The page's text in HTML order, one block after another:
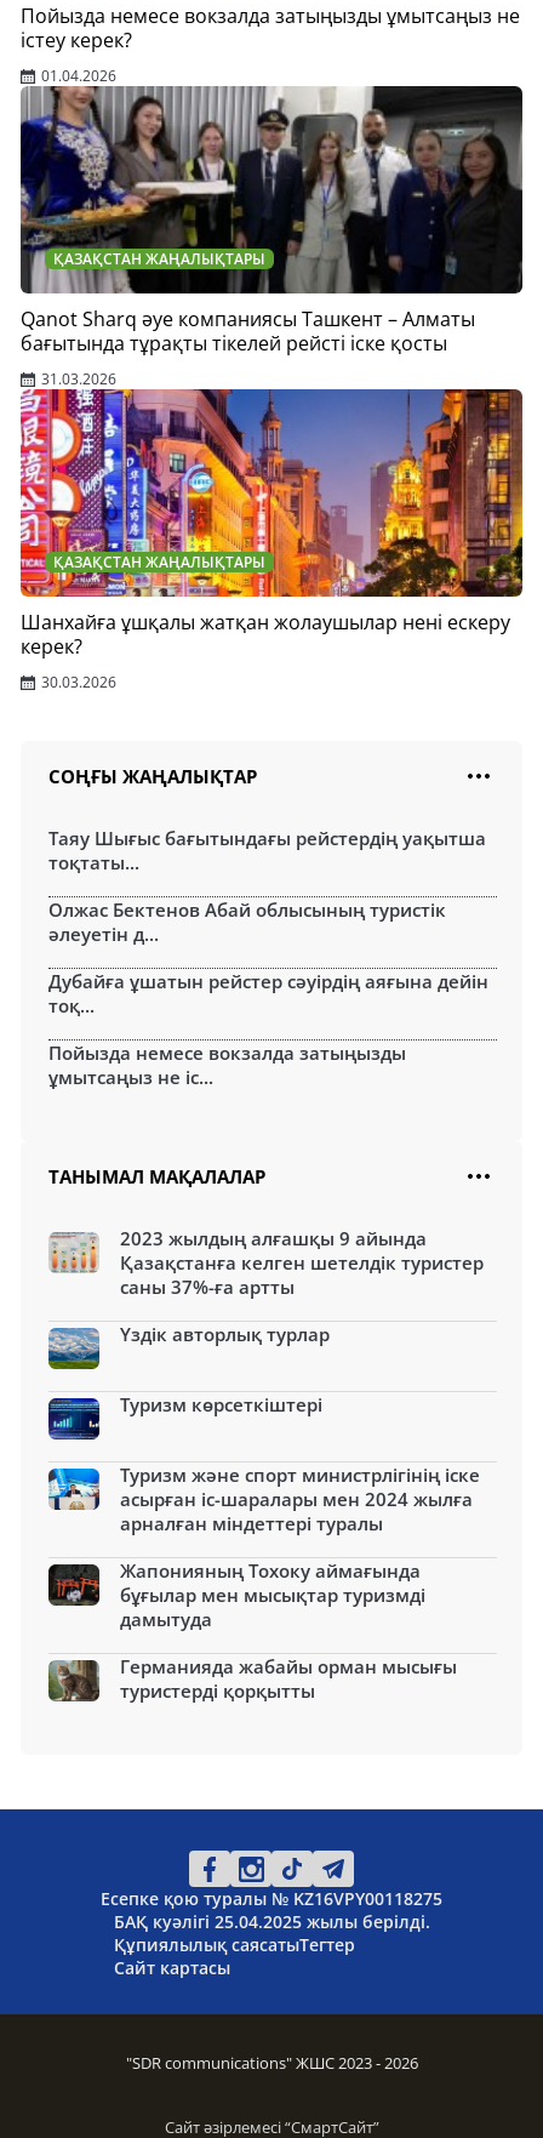
Пойызда немесе вокзалда затыңызды ұмытсаңыз не
істеу керек?
01.04.2026
ҚАЗАҚСТАН ЖАҢАЛЫҚТАРЫ
Qanot Sharq әуе компаниясы Ташкент – Алматы
бағытында тұрақты тікелей рейсті іске қосты
31.03.2026
ҚАЗАҚСТАН ЖАҢАЛЫҚТАРЫ
Шанхайға ұшқалы жатқан жолаушылар нені ескеру
керек?
30.03.2026
СОҢҒЫ ЖАҢАЛЫҚТАР
Таяу Шығыс бағытындағы рейстердің уақытша
тоқтаты...
Олжас Бектенов Абай облысының туристік
әлеуетін д...
Дубайға ұшатын рейстер сәуірдің аяғына дейін
тоқ...
Пойызда немесе вокзалда затыңызды
ұмытсаңыз не іс...
ТАНЫМАЛ МАҚАЛАЛАР
2023 жылдың алғашқы 9 айында
Қазақстанға келген шетелдік туристер
саны 37%-ға артты
Үздік авторлық турлар
Туризм көрсеткіштері
Туризм және спорт министрлігінің іске
асырған іс-шаралары мен 2024 жылға
арналған міндеттері туралы
Жапонияның Тохоку аймағында
бұғылар мен мысықтар туризмді
дамытуда
Германияда жабайы орман мысығы
туристерді қорқытты
Есепке қою туралы № KZ16VPY00118275
БАҚ куәлігі 25.04.2025 жылы берілді.
Құпиялылық саясатыТегтер
Сайт картасы
"SDR communications" ЖШС 2023 - 2026
Сайт әзірлемесі “СмартСайт”